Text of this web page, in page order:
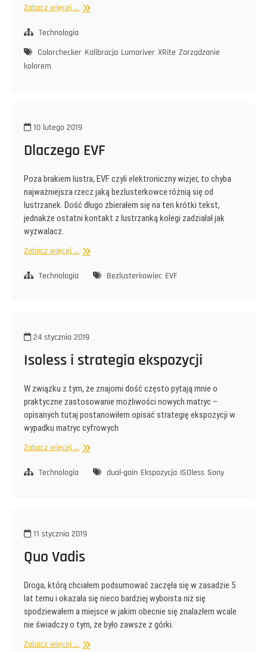
Zobacz więcej ... Color
Technologia
Colorchecker Kalibracja Lumariver XRite Zarządzanie
kolorem
10 lutego 2019
Dlaczego EVF
Poza brakiem lustra, EVF czyli elektroniczny wizjer, to chyba
najważniejsza rzecz jaką bezlusterkowce różnią się od
lustrzanek. Dość długo zbierałem się na ten krótki tekst,
jednakże ostatni kontakt z lustrzanką kolegi zadziałał jak
wyzwalacz.
Zobacz więcej ... Dlaczego
Technologia
Bezlusterkowiec EVF
24 stycznia 2019
Isoless i strategia ekspozycji
W związku z tym, że znajomi dość często pytają mnie o
praktyczne zastosowanie możliwości nowych matryc –
opisanych tutaj postanowiłem opisać strategię ekspozycji w
wypadku matryc cyfrowych
Zobacz więcej ... Isoless
strategia
Technologia dual-gain Ekspozycja ISOless Sony
11 stycznia 2019
Quo Vadis
Droga, którą chciałem podsumować zaczęła się w zasadzie 5
lat temu i okazała się nieco bardziej wyboista niż się
spodziewałem a miejsce w jakim obecnie się znalazłem wcale
nie świadczy o tym, że było zawsze z górki.
Zobacz więcej ... Quo